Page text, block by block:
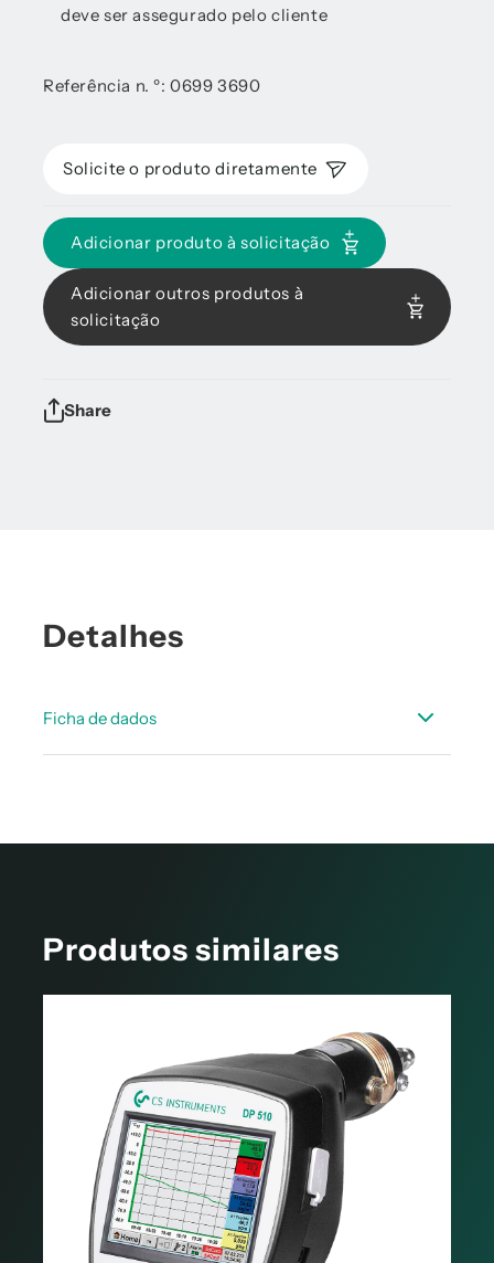
deve ser assegurado pelo cliente
Referência n. º: 0699 3690
Solicite o produto diretamente
Adicionar produto à solicitação
Adicionar outros produtos à
solicitação
Share
Detalhes
Ficha de dados
Produtos similares